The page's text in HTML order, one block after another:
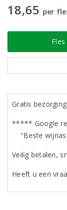
18,65 per
Fles
Gratis
***** Google
"Beste
Veilig betalen,
Heeft u een